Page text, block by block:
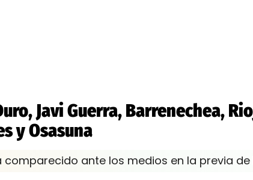
Javi Guerra, Barrenechea,
y Osasuna
comparecido ante los medios en la previa